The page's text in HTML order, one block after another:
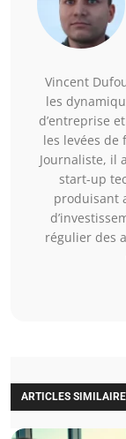
Vincent
les
d’entreprise
les levées de
Journaliste, il
start-up
produisant
régulier des
ARTICLES